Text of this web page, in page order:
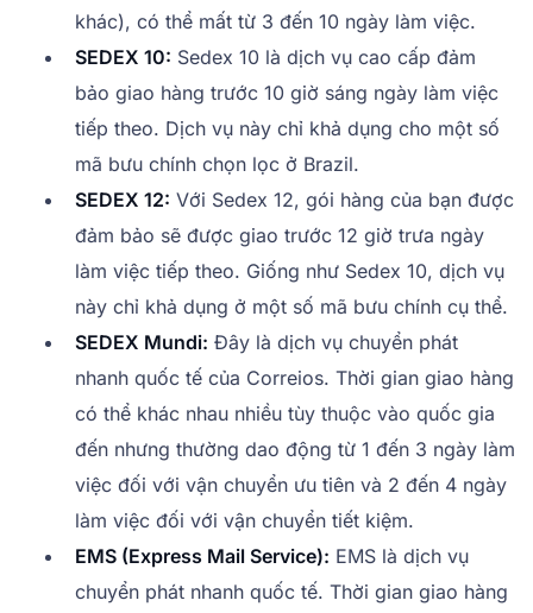
khác), có thể mất từ 3 đến 10 ngày làm việc.
SEDEX 10: Sedex 10 là dịch vụ cao cấp đảm
bảo giao hàng trước 10 giờ sáng ngày làm việc
tiếp theo. Dịch vụ này chỉ khả dụng cho một số
mã bưu chính chọn lọc ở Brazil.
SEDEX 12: Với Sedex 12, gói hàng của bạn được
đảm bảo sẽ được giao trước 12 giờ trưa ngày
làm việc tiếp theo. Giống như Sedex 10, dịch vụ
này chỉ khả dụng ở một số mã bưu chính cụ thể.
SEDEX Mundi: Đây là dịch vụ chuyển phát
nhanh quốc tế của Correios. Thời gian giao hàng
có thể khác nhau nhiều tùy thuộc vào quốc gia
đến nhưng thường dao động từ 1 đến 3 ngày làm
việc đối với vận chuyển ưu tiên và 2 đến 4 ngày
làm việc đối với vận chuyển tiết kiệm.
EMS (Express Mail Service): EMS là dịch vụ
chuyển phát nhanh quốc tế. Thời gian giao hàng